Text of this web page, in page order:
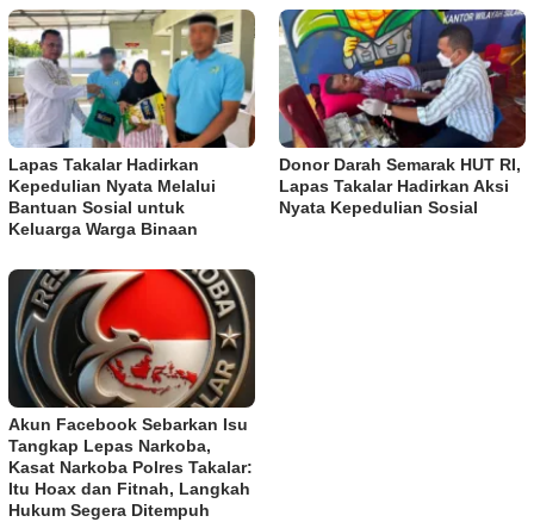
Lapas Takalar Hadirkan
Kepedulian Nyata Melalui
Bantuan Sosial untuk
Keluarga Warga Binaan
Donor Darah Semarak HUT RI,
Lapas Takalar Hadirkan Aksi
Nyata Kepedulian Sosial
Akun Facebook Sebarkan Isu
Tangkap Lepas Narkoba,
Kasat Narkoba Polres Takalar:
Itu Hoax dan Fitnah, Langkah
Hukum Segera Ditempuh